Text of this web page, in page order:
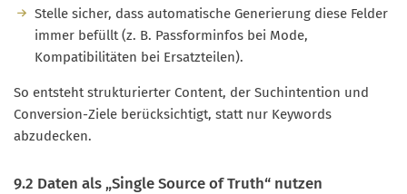
Stelle sicher, dass automatische Generierung diese Felder
immer befüllt (z. B. Passforminfos bei Mode,
Kompatibilitäten bei Ersatzteilen).
So entsteht strukturierter Content, der Suchintention und
Conversion-Ziele berücksichtigt, statt nur Keywords
abzudecken.
9.2 Daten als „Single Source of Truth“ nutzen